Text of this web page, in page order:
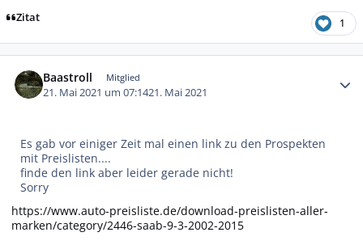
Zitat 1
Baastroll Mitglied
21. Mai 2021 um 07:1421. Mai 2021
Es gab vor einiger Zeit mal einen link zu den Prospekten
mit Preislisten....
finde den link aber leider gerade nicht!
Sorry
https://www.auto-preisliste.de/download-preislisten-aller-
marken/category/2446-saab-9-3-2002-2015